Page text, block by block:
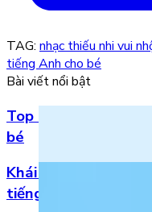
TAG: nhạc thiếu nhi vui
tiếng Anh cho bé
Bài viết nổi bật
Top 5 bài hát 20/11
bé
Khái niệm, phân
tiếng Anh